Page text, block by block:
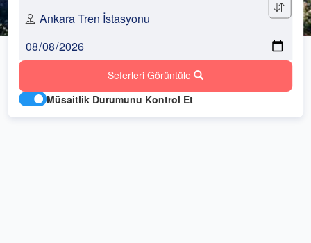
Seferleri Görüntüle
Müsaitlik Durumunu Kontrol Et